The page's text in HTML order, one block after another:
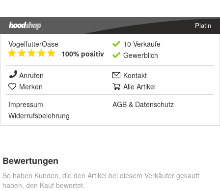
Platin
VogelfutterOase
100% positiv
10 Verkäufe
Gewerblich
Anrufen
Kontakt
Merken
Alle Artikel
Impressum
AGB & Datenschutz
Widerrufsbelehrung
Bewertungen
So haben Kunden, die den Artikel bei diesem Verkäufer gekauft
haben, den Kauf bewertet.